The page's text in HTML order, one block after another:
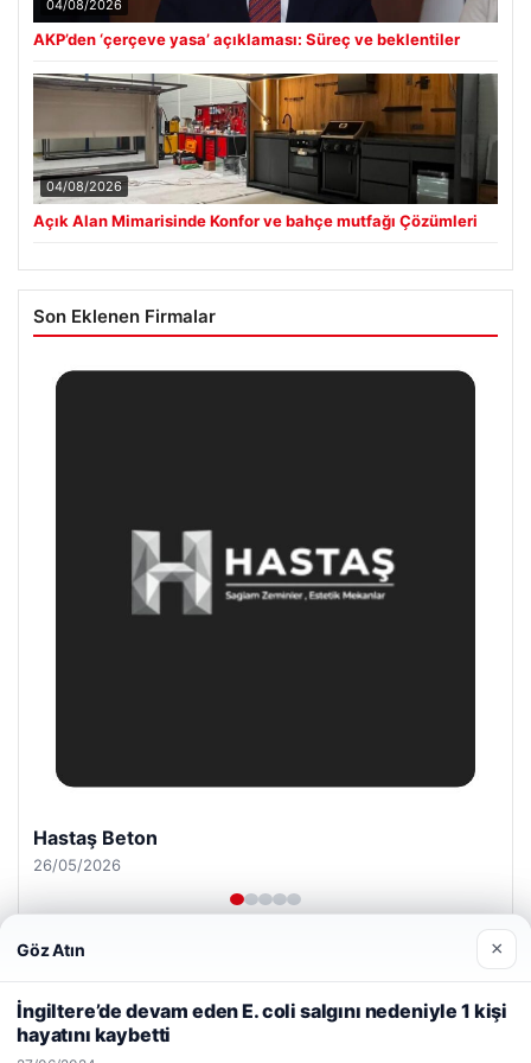
04/08/2026
AKP’den ‘çerçeve yasa’ açıklaması: Süreç ve beklentiler
04/08/2026
Açık Alan Mimarisinde Konfor ve bahçe mutfağı Çözümleri
Son Eklenen Firmalar
Enes Kaplan Avukatlık Bürosu
28/04/2026
kullanıyoruz. Çerez Politikamız
Göz Atın ×
İngiltere’de devam eden E. coli salgını nedeniyle 1 kişi
hayatını kaybetti